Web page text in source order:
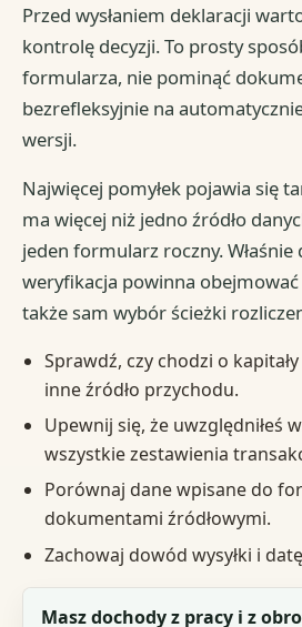
Przed wysłaniem deklaracji
kontrolę decyzji. To prosty
formularza, nie pominąć
bezrefleksyjnie na
wersji.
Najwięcej pomyłek pojawia się
ma więcej niż jedno źródło
jeden formularz roczny.
weryfikacja powinna
także sam wybór ścieżki
Sprawdź, czy chodzi o
inne źródło przychodu.
Upewnij się, że uwzględniłeś
wszystkie zestawienia
Porównaj dane wpisane do
dokumentami źródłowymi.
Zachowaj dowód wysyłki i
Sytuacja
Masz dochody z pracy i z